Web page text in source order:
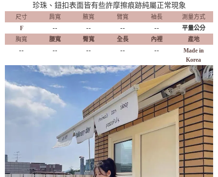
珍珠、鈕扣表面皆有些許摩擦痕跡純屬正常現象
尺寸 肩寬 腋寬 臂寬 袖長
測量方式
F
-- -- -- --
平量公分
胸寬
腰寬 臀寬 全長 內裡 產地
-- -- -- -- --
Made in
Korea